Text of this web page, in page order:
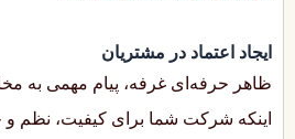
ایجاد اعتماد در مشتریان
ظاهر حرفه‌ای غرفه، پیام مهمی به
اینکه شرکت شما برای کیفیت، نظم و